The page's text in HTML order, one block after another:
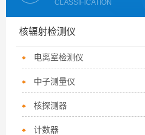
CLASSIFICATION
核辐射检测仪
电离室检测仪
中子测量仪
核探测器
计数器